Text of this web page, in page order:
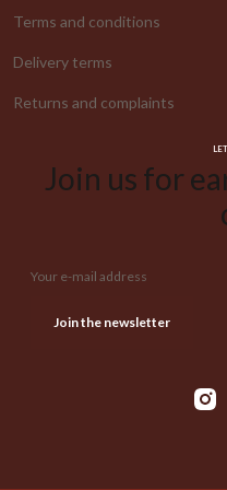
Terms and conditions
Delivery terms
Returns and complaints
Join us for
Your e-mail address
Join the newsletter